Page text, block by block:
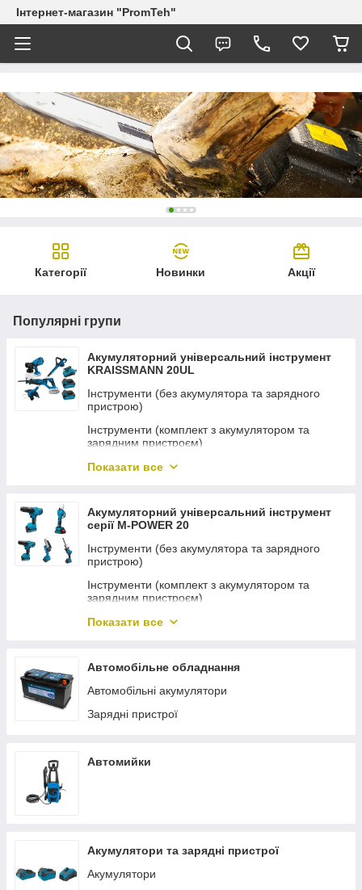
Інтернет-магазин "PromTeh"
Категорії Новинки Акції
Популярні групи
Акумуляторний універсальний інструмент
KRAISSMANN 20UL
Інструменти (без акумулятора та зарядного
пристрою)
Інструменти (комплект з акумулятором та
зарядним пристроєм)
Комплект акумуляторного інструменту
Показати все
Акумуляторний універсальний інструмент
серії M-POWER 20
Інструменти (без акумулятора та зарядного
пристрою)
Інструменти (комплект з акумулятором та
зарядним пристроєм)
Комплект акумуляторного інструменту
Показати все
Автомобільне обладнання
Автомобільні акумулятори
Зарядні пристрої
Автомийки
Акумулятори та зарядні пристрої
Акумулятори